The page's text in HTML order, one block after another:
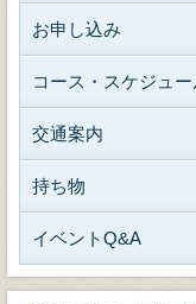
お申し込み
コース・スケジュー
交通案内
持ち物
イベントQ&A